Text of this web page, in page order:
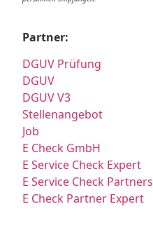
Partner:
DGUV Prüfung
DGUV
DGUV V3
Stellenangebot
Job
E Check GmbH
E Service Check Expert
E Service Check Partners
E Check Partner Expert